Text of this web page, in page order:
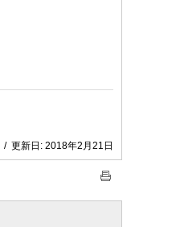
/ 更新日: 2018年2月21日